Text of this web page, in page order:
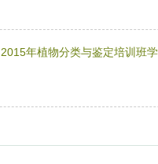
2015年植物分类与鉴定培训班学